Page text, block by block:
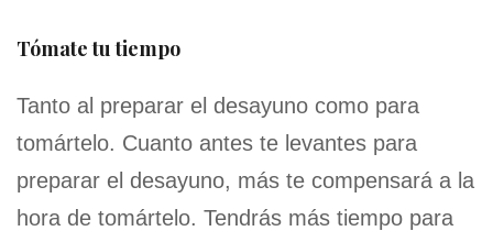
Tómate tu tiempo
Tanto al preparar el desayuno como para
tomártelo. Cuanto antes te levantes para
preparar el desayuno, más te compensará a la
hora de tomártelo. Tendrás más tiempo para